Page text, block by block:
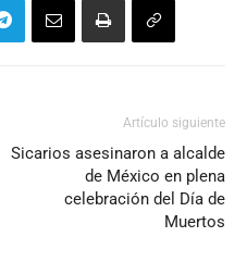
Artículo siguiente
Sicarios asesinaron a alcalde
de México en plena
celebración del Día de
Muertos